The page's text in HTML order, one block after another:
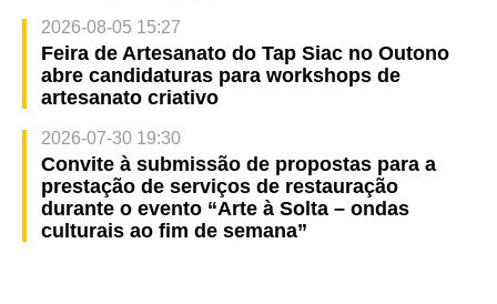
2026-08-05 15:27
Feira de Artesanato do Tap Siac no Outono
abre candidaturas para workshops de
artesanato criativo
2026-07-30 19:30
Convite à submissão de propostas para a
prestação de serviços de restauração
durante o evento “Arte à Solta – ondas
culturais ao fim de semana”